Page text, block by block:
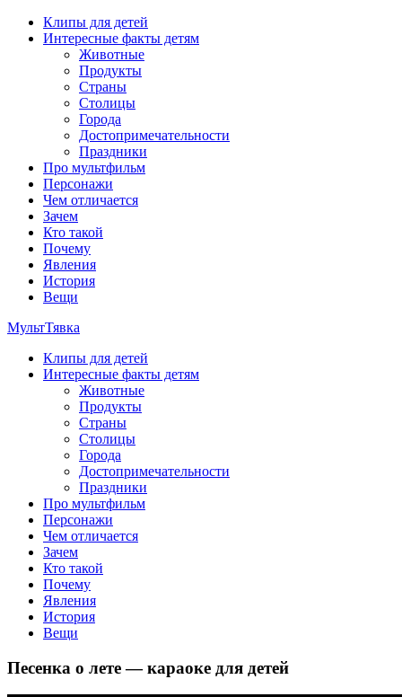
Перейти
содержимому
Клипы для детей
Интересные факты детям
Животные
Продукты
Страны
Столицы
Города
Достопримечательности
Праздники
Про мультфильм
Персонажи
Чем отличается
Зачем
Кто такой
Почему
Явления
История
Вещи
МультТявка
интересные факты про страны, столицы и города, клипы из
мультфильмов, мульт-клипы, песни из мультиков, детские
клипы, интересные факты о мультфильмах и про персонажей
мультфильмов
Клипы для детей
Интересные факты детям
Животные
Продукты
Страны
Столицы
Города
Достопримечательности
Праздники
Про мультфильм
Персонажи
Чем отличается
Зачем
Кто такой
Почему
Явления
История
Вещи
Песенка о лете — караоке для детей